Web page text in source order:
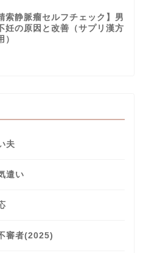
索静脈瘤セルフチェック】男
妊の原因と改善（サプリ漢方
）
夫
遣い
審者(2025)